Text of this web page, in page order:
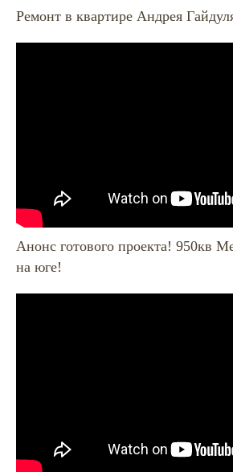
Ремонт в квартире Андрея
Анонс готового проекта! 950кв
на юге!